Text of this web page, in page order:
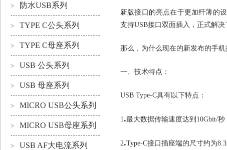
> 防水USB系列
> TYPE C公头系列
> TYPE C母座系列
> USB 公头系列
> USB 母座系列
> MICRO USB公头系列
> MICRO USB母座系列
> USB AF大电流系列
新版接口的亮点在于更加纤薄的
支持USB接口双面插入，正式解
那么，为什么现在的新发布的手
一、技术特点：
USB Type-C具有以下特点：
1.最大数据传输速度达到10Gbit/秒
2.Type-C接口插座端的尺寸约为